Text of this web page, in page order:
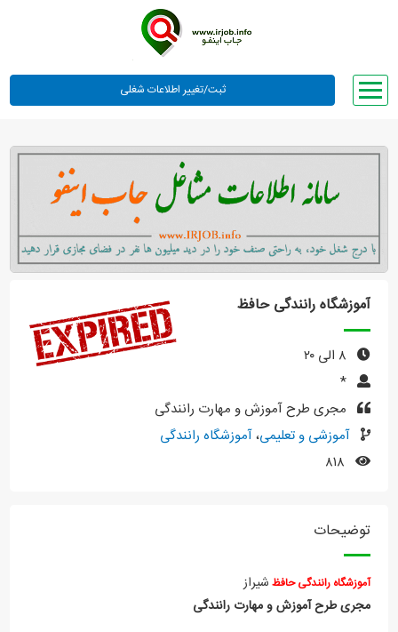
وبلاگ
معرفی ما
تعرفه ها
راهنما
ورود یا عضویت
آموزشگاه رانندگی حافظ
*
مجری طرح آموزش و مهارت رانندگی
آموزشی و تعلیمی،آموزشگاه رانندگی
توضیحات
آموزشگاه رانندگی حافظ شیراز
مجری طرح آموزش و مهارت رانندگی